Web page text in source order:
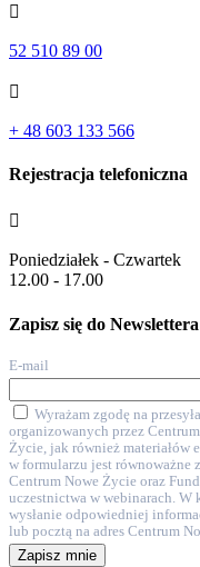

52 510 89 00

+ 48 603 133 566
Rejestracja telefoniczna

Poniedziałek - Czwartek
12.00 - 17.00
Zapisz się do Newslettera
E-mail
Wyrażam zgodę na
organizowanych przez
Życie, jak również materiałów
w formularzu jest równoważne
Centrum Nowe Życie oraz
uczestnictwa w webinarach.
wysłanie odpowiedniej
lub pocztą na adres Centrum